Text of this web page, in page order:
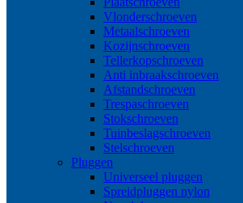
Vlonderschroeven
Metaalschroeven
Kozijnschroeven
Tellerkopschroeven
Anti inbraakschroeven
Afstandschroeven
Trespaschroeven
Stokschroeven
Tuinbeslagschroeven
Stelschroeven
Pluggen
Universeel pluggen
Spreidpluggen nylon